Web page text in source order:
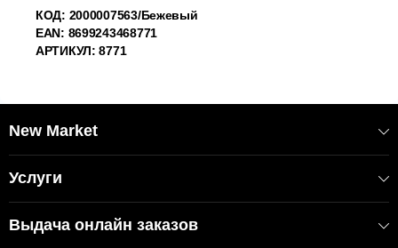
КОД: 2000007563/Бежевый
EAN: 8699243468771
АРТИКУЛ: 8771
New Market
Услуги
Выдача онлайн заказов